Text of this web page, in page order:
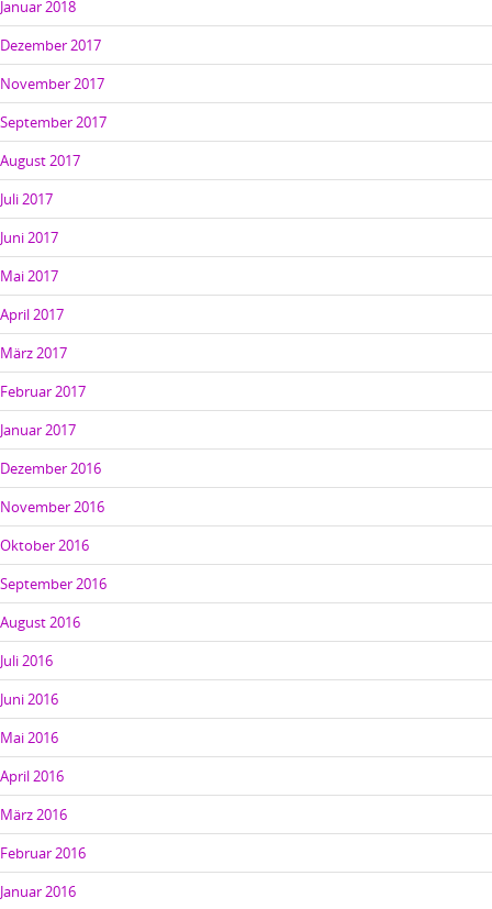
Januar 2018
Dezember 2017
November 2017
September 2017
August 2017
Juli 2017
Juni 2017
Mai 2017
April 2017
März 2017
Februar 2017
Januar 2017
Dezember 2016
November 2016
Oktober 2016
September 2016
August 2016
Juli 2016
Juni 2016
Mai 2016
April 2016
März 2016
Februar 2016
Januar 2016